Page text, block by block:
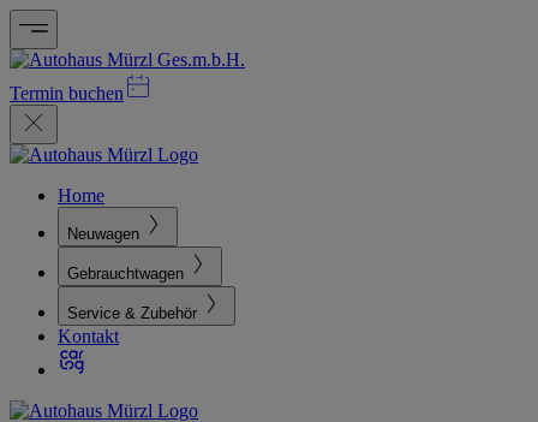
Termin buchen
Home
Neuwagen
Gebrauchtwagen
Service & Zubehör
Kontakt